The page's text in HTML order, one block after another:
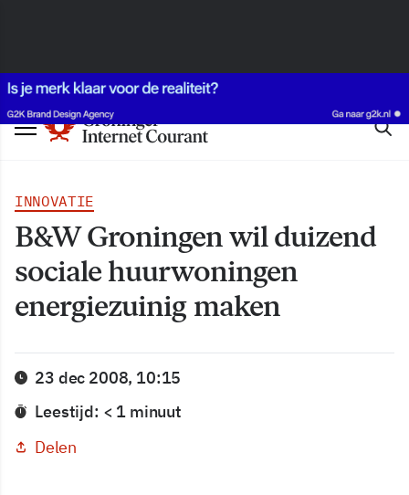
INNOVATIE
B&W Groningen wil duizend
sociale huurwoningen
energiezuinig maken
23 dec 2008, 10:15
Leestijd: < 1 minuut
Delen